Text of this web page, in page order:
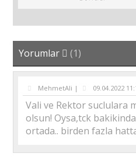
Yorumlar (1)
MehmetAli | 09.04.2022
Vali ve Rektor suclulara
olsun! Oysa,tck
ortada.. birden fazla